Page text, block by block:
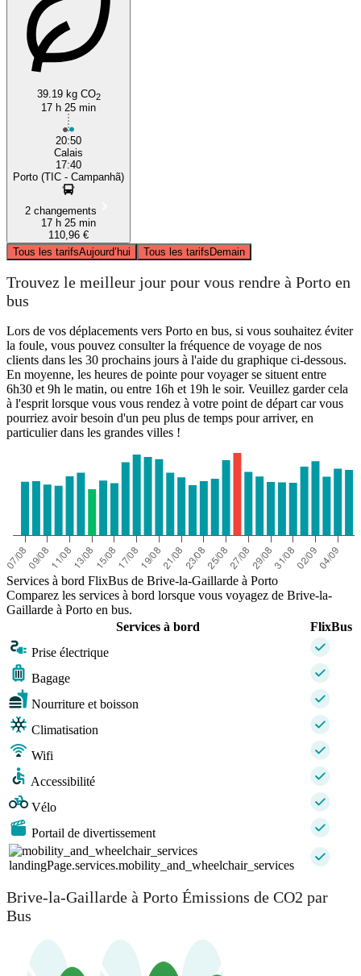
39.19 kg CO2
17 h 25 min
20:50
Calais
17:40
Porto (TIC - Campanhã)
2 changements
17 h 25 min
110,96 €
Tous les tarifsAujourd’hui Tous les tarifsDemain
Trouvez le meilleur jour pour vous rendre à Porto en
bus
Lors de vos déplacements vers Porto en bus, si vous souhaitez éviter
la foule, vous pouvez consulter la fréquence de voyage de nos
clients dans les 30 prochains jours à l'aide du graphique ci-dessous.
En moyenne, les heures de pointe pour voyager se situent entre
6h30 et 9h le matin, ou entre 16h et 19h le soir. Veuillez garder cela
à l'esprit lorsque vous vous rendez à votre point de départ car vous
pourriez avoir besoin d'un peu plus de temps pour arriver, en
particulier dans les grandes villes !
Services à bord FlixBus de Brive-la-Gaillarde à Porto
Comparez les services à bord lorsque vous voyagez de Brive-la-
Gaillarde à Porto en bus.
Services à bord
FlixBus
Prise électrique
Bagage
Nourriture et boisson
Climatisation
Wifi
Accessibilité
Vélo
Portail de divertissement
landingPage.services.mobility_and_wheelchair_services
Brive-la-Gaillarde à Porto Émissions de CO2 par
Bus